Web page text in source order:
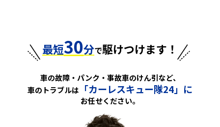
最短30分で駆けつけます！
車の故障・パンク・事故車のけん引など、
車のトラブルは
「カーレスキュー隊24」に
お任せください。